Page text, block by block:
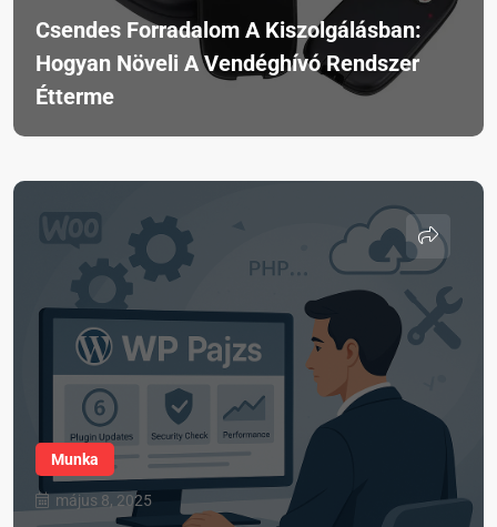
Csendes Forradalom A Kiszolgálásban:
Hogyan Növeli A Vendéghívó Rendszer
Étterme
Munka
május 8, 2025